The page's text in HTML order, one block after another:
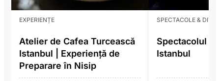
EXPERIENȚE
Atelier de Cafea Turcească
Istanbul | Experiență de
Preparare în Nisip
SPECTACOLE &
Spectacolul
Istanbul